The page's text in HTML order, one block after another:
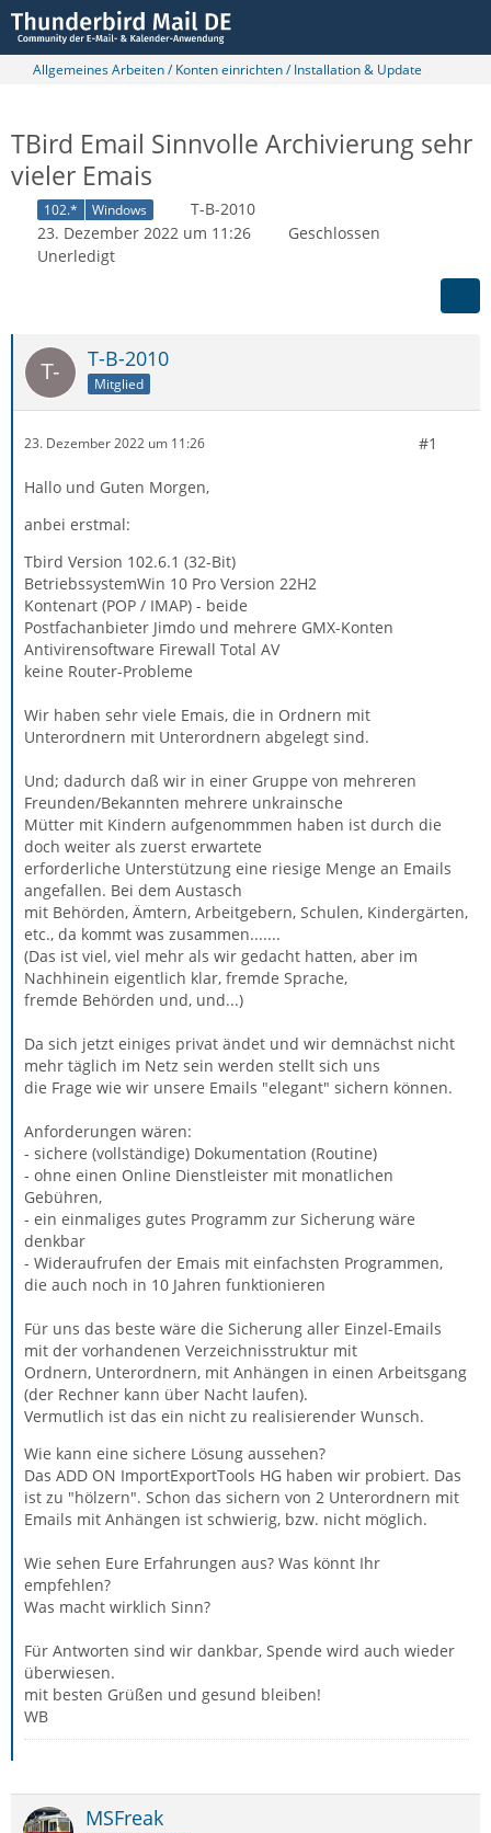
Allgemeines Arbeiten / Konten einrichten / Installation & Update
TBird Email Sinnvolle Archivierung sehr
vieler Emais
102.* Windows
T-B-2010
23. Dezember 2022 um 11:26
Geschlossen
Unerledigt
T-B-2010
Mitglied
23. Dezember 2022 um 11:26 #1
Hallo und Guten Morgen,
anbei erstmal:
Tbird Version 102.6.1 (32-Bit)
BetriebssystemWin 10 Pro Version 22H2
Kontenart (POP / IMAP) - beide
Postfachanbieter Jimdo und mehrere GMX-Konten
Antivirensoftware Firewall Total AV
keine Router-Probleme
Wir haben sehr viele Emais, die in Ordnern mit
Unterordnern mit Unterordnern abgelegt sind.
Und; dadurch daß wir in einer Gruppe von mehreren
Freunden/Bekannten mehrere unkrainsche
Mütter mit Kindern aufgenommmen haben ist durch die
doch weiter als zuerst erwartete
erforderliche Unterstützung eine riesige Menge an Emails
angefallen. Bei dem Austasch
mit Behörden, Ämtern, Arbeitgebern, Schulen, Kindergärten,
etc., da kommt was zusammen.......
(Das ist viel, viel mehr als wir gedacht hatten, aber im
Nachhinein eigentlich klar, fremde Sprache,
fremde Behörden und, und...)
Da sich jetzt einiges privat ändet und wir demnächst nicht
mehr täglich im Netz sein werden stellt sich uns
die Frage wie wir unsere Emails "elegant" sichern können.
Anforderungen wären:
- sichere (vollständige) Dokumentation (Routine)
- ohne einen Online Dienstleister mit monatlichen
Gebühren,
- ein einmaliges gutes Programm zur Sicherung wäre
denkbar
- Wideraufrufen der Emais mit einfachsten Programmen,
die auch noch in 10 Jahren funktionieren
Für uns das beste wäre die Sicherung aller Einzel-Emails
mit der vorhandenen Verzeichnisstruktur mit
Ordnern, Unterordnern, mit Anhängen in einen Arbeitsgang
(der Rechner kann über Nacht laufen).
Vermutlich ist das ein nicht zu realisierender Wunsch.
Wie kann eine sichere Lösung aussehen?
Das ADD ON ImportExportTools HG haben wir probiert. Das
ist zu "hölzern". Schon das sichern von 2 Unterordnern mit
Emails mit Anhängen ist schwierig, bzw. nicht möglich.
Wie sehen Eure Erfahrungen aus? Was könnt Ihr
empfehlen?
Was macht wirklich Sinn?
Für Antworten sind wir dankbar, Spende wird auch wieder
überwiesen.
mit besten Grüßen und gesund bleiben!
WB
MSFreak